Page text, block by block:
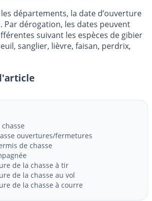
départements, la date d’ouverture
Par dérogation, les dates peuvent
suivant les espèces de gibier
sanglier, lièvre, faisan, perdrix,
ouvertures/fermetures
de chasse
de la chasse à tir
de la chasse au vol
de la chasse à courre